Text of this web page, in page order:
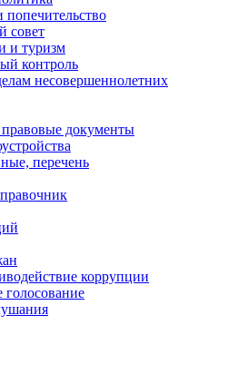
попечительство
совет
и туризм
контроль
несовершеннолетних
документы
перечень
коррупции